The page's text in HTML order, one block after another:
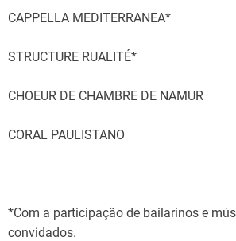
CAPPELLA MEDITERRANEA*
STRUCTURE RUALITÉ*
CHOEUR DE CHAMBRE DE NAMUR
CORAL PAULISTANO
*Com a participação de bailarinos e
convidados.